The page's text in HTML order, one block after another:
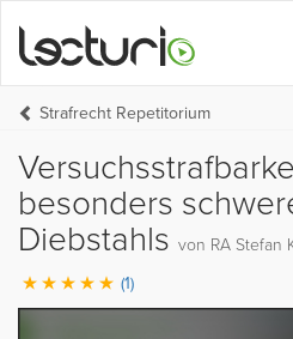
Strafrecht Repetitorium
besonders
Diebstahls von RA Stefan
(1)